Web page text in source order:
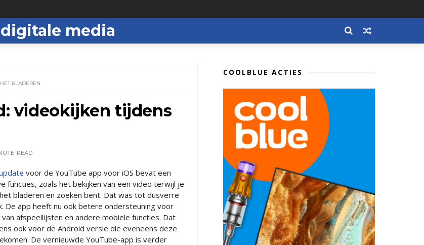
media
BLADEREN
videokijken tijdens
READ
voor de YouTube app voor iOS bevat een
functies, zoals het bekijken van een video terwijl je
bladeren en zoeken bent. Dat was tot dusverre
De app heeft nu ook betere ondersteuning voor
afspeellijsten en andere mobiele functies. Dat
ook voor de Android versie die eveneens deze
De vernieuwde YouTube-app is verder
COOLBLUE ACTIES